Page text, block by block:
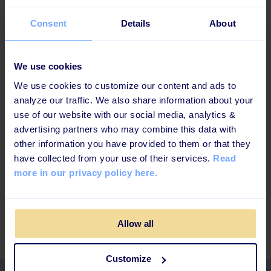
Consent Details About
We use cookies
We use cookies to customize our content and ads to
analyze our traffic. We also share information about your
use of our website with our social media, analytics &
advertising partners who may combine this data with
other information you have provided to them or that they
have collected from your use of their services. Read
more in our privacy policy here.
Allow all
Customize
Testa utbildningsinnehållet innan du lanserar det
Värva infysiska utbildningsmoment i det digitala
6) Börja om på steg 1 igen
Ovanstående steg bör utföras kontinuerligt. Fortsätt
utveckla och fylla på er plattform och fortsätt att
påminna, kommunicera och involvera era användare.
Varje litet steg bidrar till att stärka den lärandekultur